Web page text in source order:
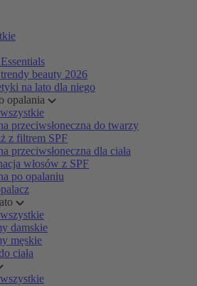
beauty 2026
na lato dla niego
opalania
przeciwsłoneczna do twarzy
z filtrem SPF
przeciwsłoneczna dla ciała
włosów z SPF
po opalaniu
damskie
męskie
ciała